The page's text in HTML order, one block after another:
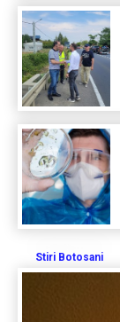
Stiri Botosani